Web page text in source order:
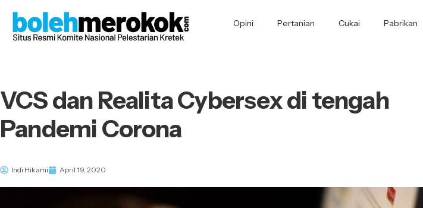
Opini Pertanian Cukai Pabrikan
VCS dan Realita Cybersex di tengah
Pandemi Corona
Indi Hikami April 19, 2020